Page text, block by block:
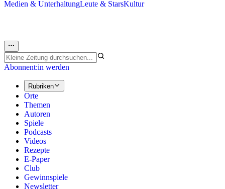
Medien & UnterhaltungLeute & StarsKultur
Abonnent:in werden
Rubriken
Orte
Themen
Autoren
Spiele
Podcasts
Videos
Rezepte
E-Paper
Club
Gewinnspiele
Newsletter